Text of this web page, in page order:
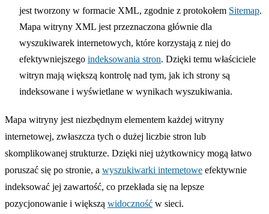
jest tworzony w formacie XML, zgodnie z protokołem Sitemap.
Mapa witryny XML jest przeznaczona głównie dla
wyszukiwarek internetowych, które korzystają z niej do
efektywniejszego indeksowania stron. Dzięki temu właściciele
witryn mają większą kontrolę nad tym, jak ich strony są
indeksowane i wyświetlane w wynikach wyszukiwania.
Mapa witryny jest niezbędnym elementem każdej witryny
internetowej, zwłaszcza tych o dużej liczbie stron lub
skomplikowanej strukturze. Dzięki niej użytkownicy mogą łatwo
poruszać się po stronie, a wyszukiwarki internetowe efektywnie
indeksować jej zawartość, co przekłada się na lepsze
pozycjonowanie i większą widoczność w sieci.